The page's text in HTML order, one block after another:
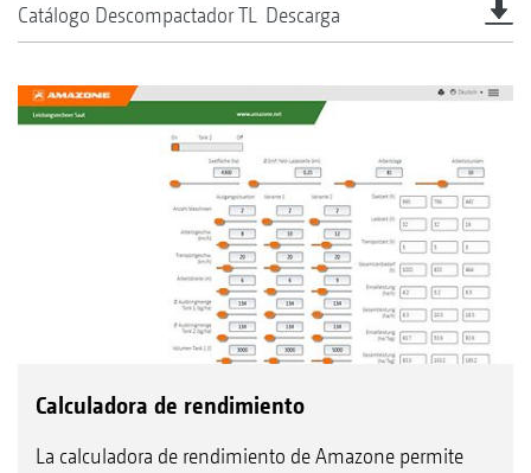
Catálogo Descompactador TL Descarga
Calculadora de rendimiento
La calculadora de rendimiento de Amazone permite